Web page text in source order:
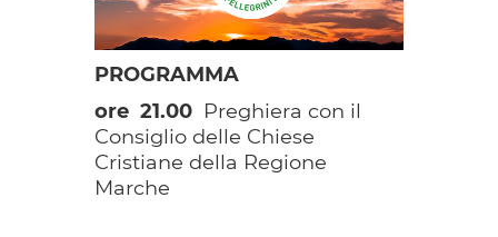
PROGRAMMA
ore 21.00 Preghiera con il
Consiglio delle Chiese
Cristiane della Regione
Marche